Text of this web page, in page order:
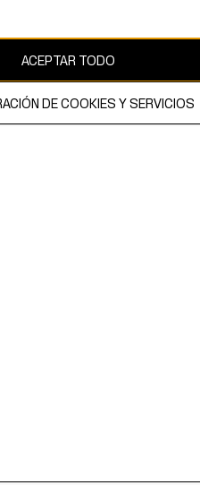
AB.
ACEPTAR TODO
DE COOKIES Y SERVICIOS